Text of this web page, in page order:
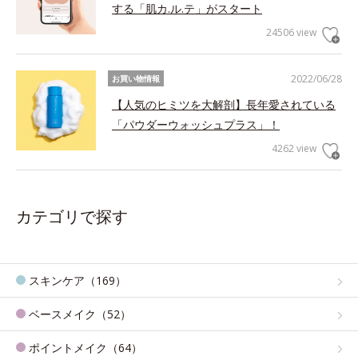
する「肌カ.ル.テ」がスタート
24506 view
2022/06/28
お買い物情報
【人気のヒミツを大解剖】長年愛されている
「パウダーウォッシュプラス」！
4262 view
カテゴリで探す
スキンケア（169）
ベースメイク（52）
ポイントメイク（64）